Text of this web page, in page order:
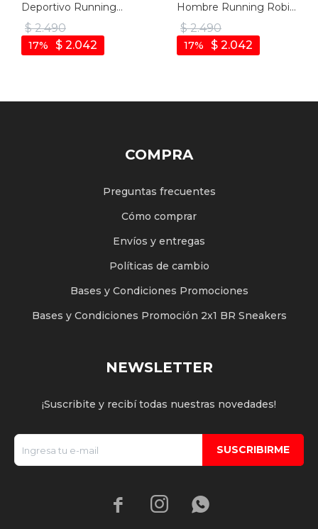
Deportivo Running
Simple Run - Man - Gris
$ 2.490
$ 2.042
17
Hombre Running Robin
4 - Negro-gris Oscuro
$ 2.490
$ 2.042
17
COMPRA
Preguntas frecuentes
Cómo comprar
Envíos y entregas
Políticas de cambio
Bases y Condiciones Promociones
Bases y Condiciones Promoción 2x1 BR Sneakers
NEWSLETTER
¡Suscribite y recibí todas nuestras novedades!
SUSCRIBIRME
  